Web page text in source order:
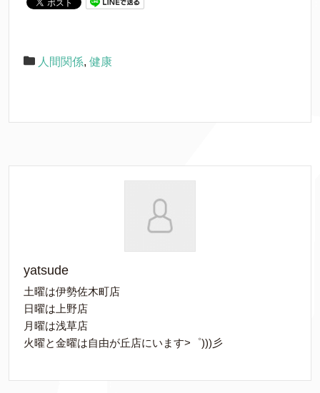
人間関係, 健康
yatsude
土曜は伊勢佐木町店
日曜は上野店
月曜は浅草店
火曜と金曜は自由が丘店にいます>゜)))彡